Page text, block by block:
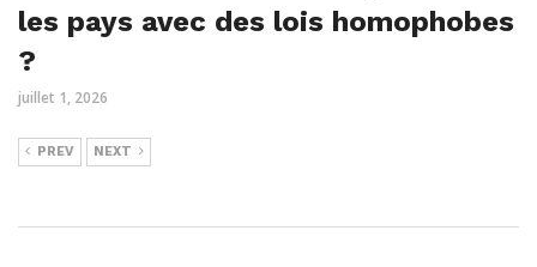
les pays avec des lois homophobes
?
juillet 1, 2026
PREV NEXT